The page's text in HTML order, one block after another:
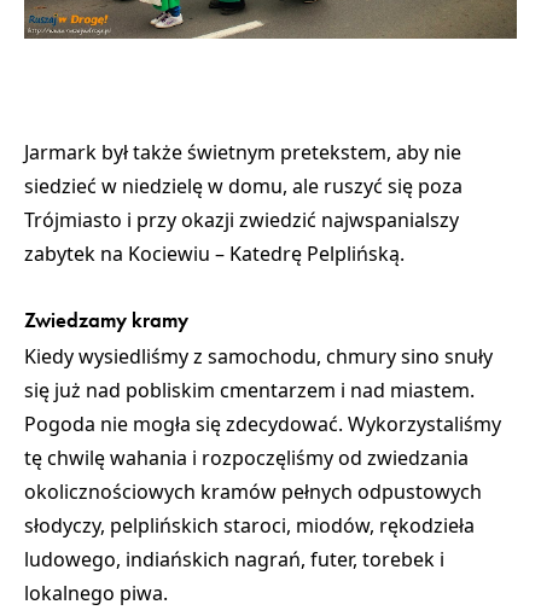
Jarmark był także świetnym pretekstem, aby nie
siedzieć w niedzielę w domu, ale ruszyć się poza
Trójmiasto i przy okazji zwiedzić najwspanialszy
zabytek na Kociewiu – Katedrę Pelplińską.
Zwiedzamy kramy
Kiedy wysiedliśmy z samochodu, chmury sino snuły
się już nad pobliskim cmentarzem i nad miastem.
Pogoda nie mogła się zdecydować. Wykorzystaliśmy
tę chwilę wahania i rozpoczęliśmy od zwiedzania
okolicznościowych kramów pełnych odpustowych
słodyczy, pelplińskich staroci, miodów, rękodzieła
ludowego, indiańskich nagrań, futer, torebek i
lokalnego piwa.